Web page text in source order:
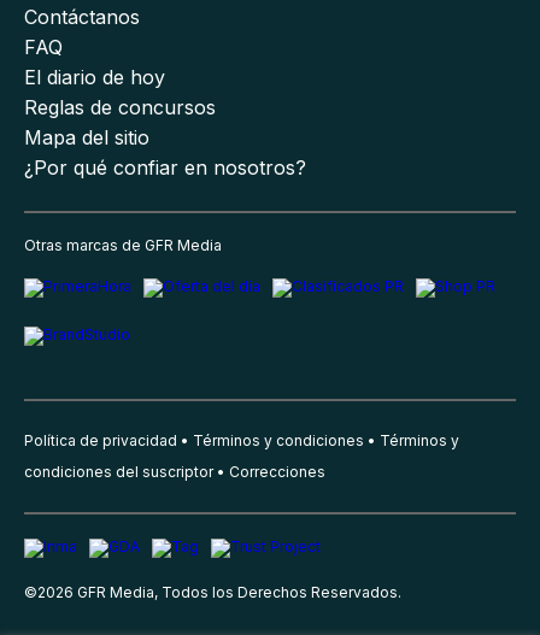
Contáctanos
FAQ
El diario de hoy
Reglas de concursos
Mapa del sitio
¿Por qué confiar en nosotros?
Otras marcas de GFR Media
Política de privacidad Términos y condiciones
Términos y
condiciones del suscriptor
Correcciones
©2026 GFR Media, Todos los Derechos Reservados.